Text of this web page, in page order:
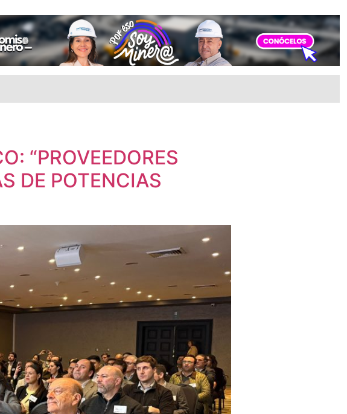
“PROVEEDORES
DE POTENCIAS